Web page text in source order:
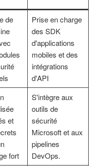
de
Prise en charge
des SDK
d'applications
mobiles et des
intégrations
d'API
et
fort
S'intègre aux
outils de
sécurité
Microsoft et aux
pipelines
DevOps.